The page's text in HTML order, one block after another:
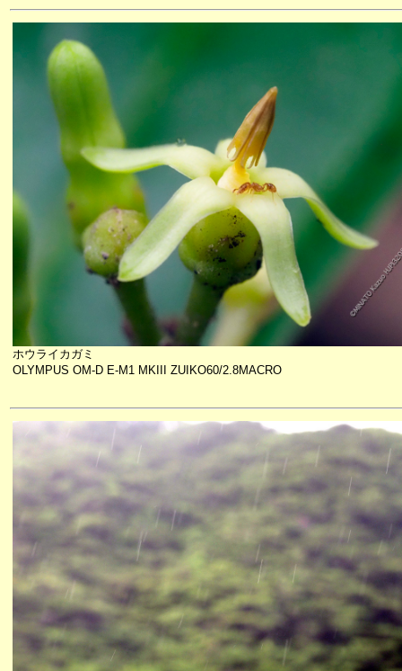
ホウライカガミ
OLYMPUS OM-D E-M1 MKIII ZUIKO60/2.8MACRO